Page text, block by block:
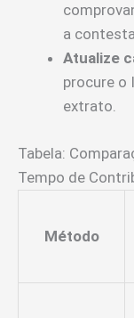
a
Atualize
procure o
extrato.
Tabela:
Tempo de
Método